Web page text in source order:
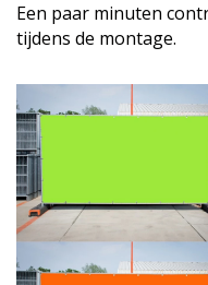
Een paar minuten
tijdens de montage.